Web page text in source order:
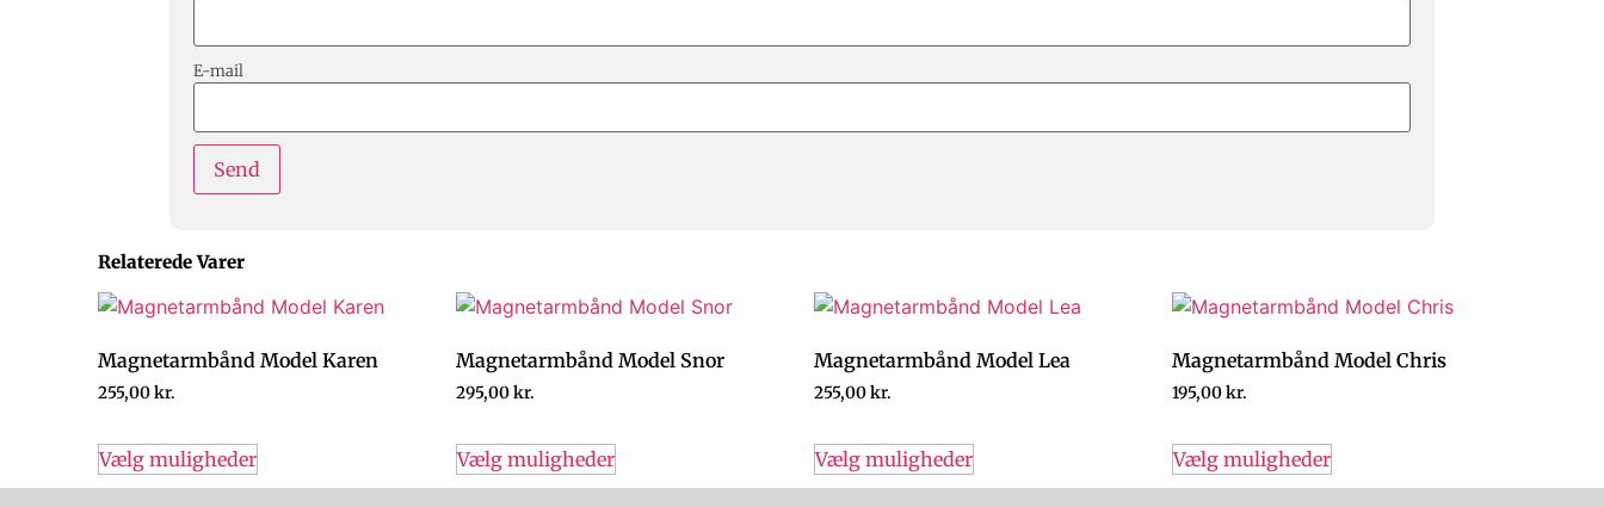
E-mail
Relaterede Varer
Magnetarmbånd Model Karen
255,00kr.
Vælg muligheder
Magnetarmbånd Model Snor
295,00kr.
Vælg muligheder
Magnetarmbånd Model Lea
255,00kr.
Vælg muligheder
Magnetarmbånd Model Chris
195,00kr.
Vælg muligheder